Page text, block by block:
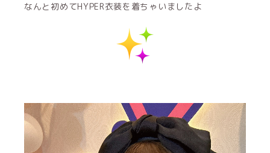
なんと初めてHYPER衣装を着ちゃいましたよ